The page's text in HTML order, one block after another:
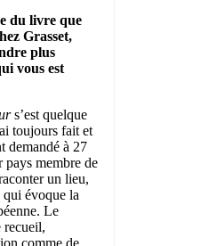
du livre que
Grasset,
plus
vous est
s’est quelque
toujours fait et
demandé à 27
pays membre de
un lieu,
qui évoque la
Le
recueil,